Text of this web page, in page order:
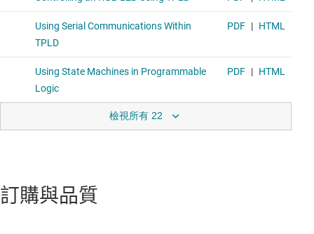
檢視所有 22
訂購與品質